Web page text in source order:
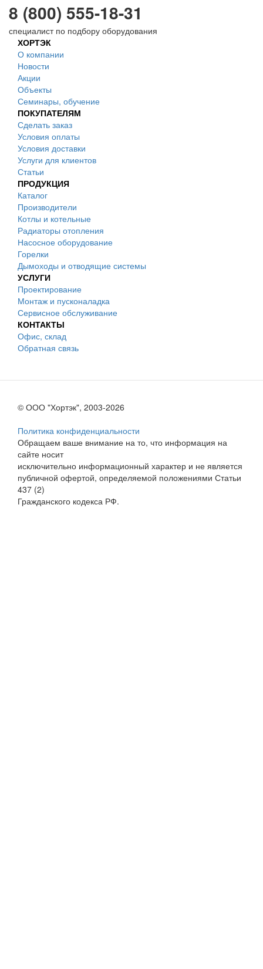
8 (800) 555-18-31
специалист по подбору оборудования
ХОРТЭК
О компании
Новости
Акции
Объекты
Семинары, обучение
ПОКУПАТЕЛЯМ
Сделать заказ
Условия оплаты
Условия доставки
Услуги для клиентов
Статьи
ПРОДУКЦИЯ
Каталог
Производители
Котлы и котельные
Радиаторы отопления
Насосное оборудование
Горелки
Дымоходы и отводящие системы
УСЛУГИ
Проектирование
Монтаж и пусконаладка
Сервисное обслуживание
КОНТАКТЫ
Офис, склад
Обратная связь
© ООО "Хортэк", 2003-2026
Политика конфиденциальности
Обращаем ваше внимание на то, что информация на
сайте носит
исключительно информационный характер и не является
публичной офертой, определяемой положениями Статьи
437 (2)
Гражданского кодекса РФ.